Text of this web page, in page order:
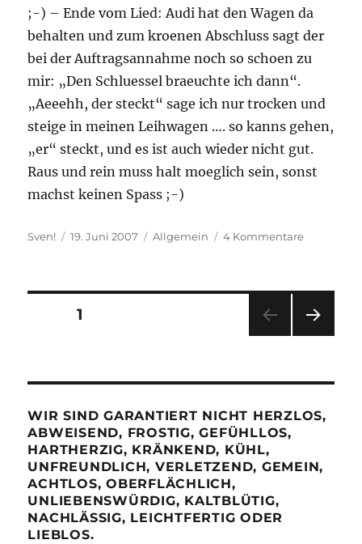
;-) – Ende vom Lied: Audi hat den Wagen da
behalten und zum kroenen Abschluss sagt der
bei der Auftragsannahme noch so schoen zu
mir: „Den Schluessel braeuchte ich dann“.
„Aeeehh, der steckt“ sage ich nur trocken und
steige in meinen Leihwagen …. so kanns gehen,
„er“ steckt, und es ist auch wieder nicht gut.
Raus und rein muss halt moeglich sein, sonst
machst keinen Spass ;-)
Autor
Sven!
Veröffentlicht
19. Juni 2007 Kategorien
Allgemein 4 Kommentarezu
Seitennummerierung
Beiträge
SEITE1
E
WIR SIND GARANTIERT NICHT HERZLOS,
ABWEISEND, FROSTIG, GEFÜHLLOS,
HARTHERZIG, KRÄNKEND, KÜHL,
UNFREUNDLICH, VERLETZEND, GEMEIN,
ACHTLOS, OBERFLÄCHLICH,
UNLIEBENSWÜRDIG, KALTBLÜTIG,
NACHLÄSSIG, LEICHTFERTIG ODER
LIEBLOS.